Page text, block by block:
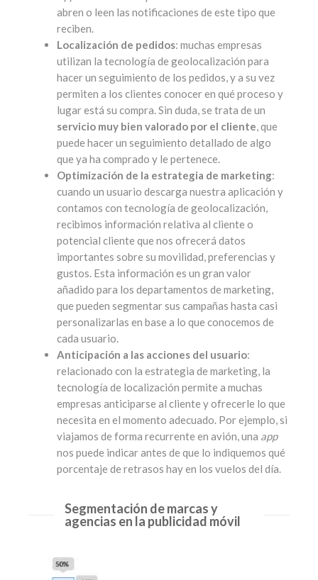
abren o leen las notificaciones de este tipo que
reciben.
Localización de pedidos: muchas empresas
utilizan la tecnología de geolocalización para
hacer un seguimiento de los pedidos, y a su vez
permiten a los clientes conocer en qué proceso y
lugar está su compra. Sin duda, se trata de un
servicio muy bien valorado por el cliente , que
puede hacer un seguimiento detallado de algo
que ya ha comprado y le pertenece.
Optimización de la estrategia de marketing:
cuando un usuario descarga nuestra aplicación y
contamos con tecnología de geolocalización,
recibimos información relativa al cliente o
potencial cliente que nos ofrecerá datos
importantes sobre su movilidad, preferencias y
gustos. Esta información es un gran valor
añadido para los departamentos de marketing,
que pueden segmentar sus campañas hasta casi
personalizarlas en base a lo que conocemos de
cada usuario.
Anticipación a las acciones del usuario:
relacionado con la estrategia de marketing, la
tecnología de localización permite a muchas
empresas anticiparse al cliente y ofrecerle lo que
necesita en el momento adecuado. Por ejemplo, si
viajamos de forma recurrente en avión, una app
nos puede indicar antes de que lo indiquemos qué
porcentaje de retrasos hay en los vuelos del día.
Segmentación de marcas y
agencias en la publicidad móvil